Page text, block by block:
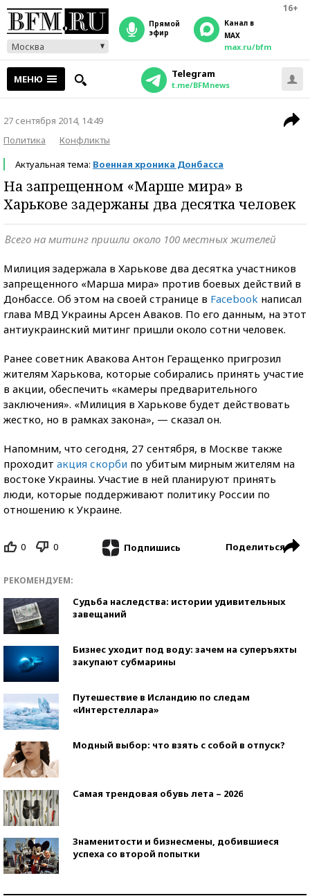
16+
Москва
прямой
эфир
Канал в
MAX
max.ru/bfm
МЕНЮ Telegram
t.me/BFMnews
27 сентября 2014, 14:49
Политика
Конфликты
Актуальная тема: Военная хроника Донбасса
На запрещенном «Марше мира» в
Харькове задержаны два десятка человек
Всего на митинг пришли около 100 местных жителей
Милиция задержала в Харькове два десятка участников
запрещенного «Марша мира» против боевых действий в
Донбассе. Об этом на своей странице в Facebook написал
глава МВД Украины Арсен Аваков. По его данным, на этот
антиукраинский митинг пришли около сотни человек.
Ранее советник Авакова Антон Геращенко пригрозил
жителям Харькова, которые собирались принять участие
в акции, обеспечить «камеры предварительного
заключения». «Милиция в Харькове будет действовать
жестко, но в рамках закона», — сказал он.
Напомним, что сегодня, 27 сентября, в Москве также
проходит акция скорби по убитым мирным жителям на
востоке Украины. Участие в ней планируют принять
люди, которые поддерживают политику России по
отношению к Украине.
0 0 Подпишись Поделиться
РЕКОМЕНДУЕМ:
Судьба наследства: истории удивительных
завещаний
Бизнес уходит под воду: зачем на суперъяхты
закупают субмарины
Путешествие в Исландию по следам
«Интерстеллара»
Модный выбор: что взять с собой в отпуск?
Самая трендовая обувь лета – 2026
Знаменитости и бизнесмены, добившиеся
успеха со второй попытки